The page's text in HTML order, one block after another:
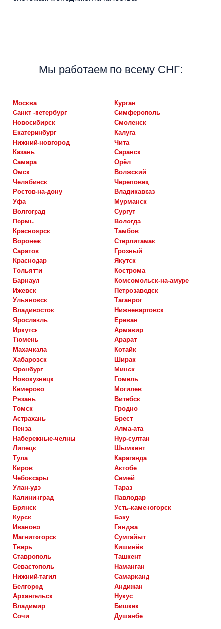
Мы работаем по всему СНГ:
москва
санкт -петербург
новосибирск
екатеринбург
нижний-новгород
казань
самара
омск
челябинск
ростов-на-дону
уфа
волгоград
пермь
красноярск
воронеж
саратов
краснодар
тольятти
барнаул
ижевск
ульяновск
владивосток
ярославль
иркутск
тюмень
махачкала
хабаровск
оренбург
новокузнецк
кемерово
рязань
томск
астрахань
пенза
набережные-челны
липецк
тула
киров
чебоксары
улан-удэ
калининград
брянск
курск
иваново
магнитогорск
тверь
ставрополь
севастополь
нижний-тагил
белгород
архангельск
владимир
сочи
курган
симферополь
смоленск
калуга
чита
саранск
орёл
волжский
череповец
владикавказ
мурманск
сургут
вологда
тамбов
стерлитамак
грозный
якутск
кострома
комсомольск-на-амуре
петрозаводск
таганрог
нижневартовск
ереван
армавир
арарат
котайк
ширак
минск
гомель
могилев
витебск
гродно
брест
алма-ата
нур-султан
шымкент
караганда
актобе
семей
тараз
павлодар
усть-каменогорск
баку
гянджа
сумгайыт
кишинёв
ташкент
наманган
самарканд
андижан
нукус
бишкек
душанбе